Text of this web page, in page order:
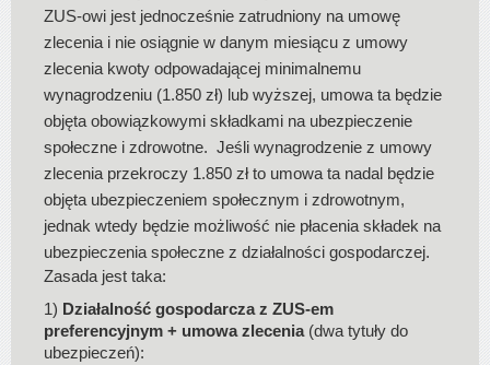
ZUS-owi jest jednocześnie zatrudniony na umowę
zlecenia i nie osiągnie w danym miesiącu z umowy
zlecenia kwoty odpowadającej minimalnemu
wynagrodzeniu (1.850 zł) lub wyższej, umowa ta będzie
objęta obowiązkowymi składkami na ubezpieczenie
społeczne i zdrowotne. Jeśli wynagrodzenie z umowy
zlecenia przekroczy 1.850 zł to umowa ta nadal będzie
objęta ubezpieczeniem społecznym i zdrowotnym,
jednak wtedy będzie możliwość nie płacenia składek na
ubezpieczenia społeczne z działalności gospodarczej.
Zasada jest taka:
1) Działalność gospodarcza z ZUS-em
preferencyjnym + umowa zlecenia(dwa tytuły do
ubezpieczeń):